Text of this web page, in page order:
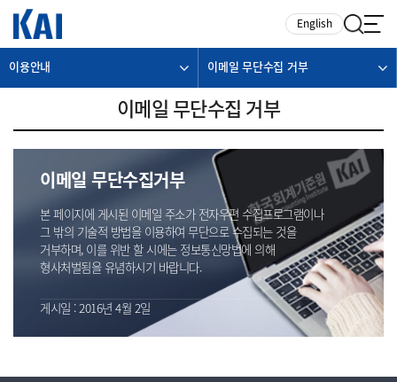
English
이용안내 이메일 무단수집 거부
이메일 무단수집 거부
이메일 무단수집거부
본 페이지에 게시된 이메일 주소가 전자우편 수집프로그램이나
그 밖의 기술적 방법을 이용하여 무단으로 수집되는 것을
거부하며, 이를 위반 할 시에는 정보통신망법에 의해
형사처벌됨을 유념하시기 바랍니다.
게시일 : 2016년 4월 2일